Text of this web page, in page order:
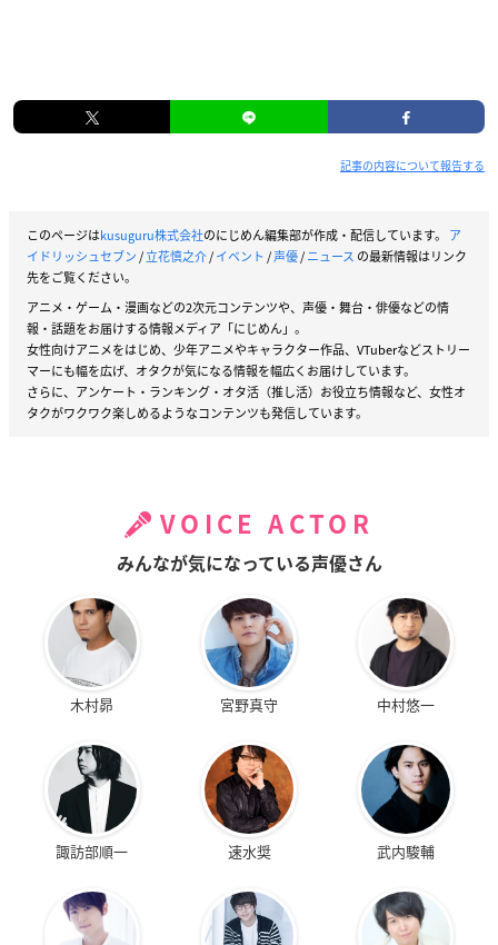
記事の内容について報告する
このページはkusuguru株式会社のにじめん編集部が作成・配信しています。 ア
イドリッシュセブン/立花慎之介/イベント /声優/ニュース の最新情報はリンク
先をご覧ください。
アニメ・ゲーム・漫画などの2次元コンテンツや、声優・舞台・俳優などの情
報・話題をお届けする情報メディア「にじめん」。
女性向けアニメをはじめ、少年アニメやキャラクター作品、VTuberなどストリー
マーにも幅を広げ、オタクが気になる情報を幅広くお届けしています。
さらに、アンケート・ランキング・オタ活（推し活）お役立ち情報など、女性オ
タクがワクワク楽しめるようなコンテンツも発信しています。
VOICE ACTOR
みんなが気になっている声優さん
木村昴 宮野真守 中村悠一
諏訪部順一 速水奨 武内駿輔